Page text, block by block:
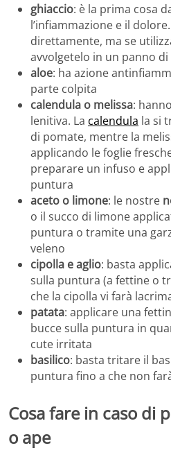
ghiaccio: è la prima cosa
l’infiammazione e il
direttamente, ma se
avvolgetelo in un panno
aloe: ha azione
parte colpita
calendula o melissa:
lenitiva. La calendula la si
di pomate, mentre la
applicando le foglie
preparare un infuso e
puntura
aceto o limone: le nostre
o il succo di limone
puntura o tramite una
veleno
cipolla e aglio: basta
sulla puntura (a fettine o
che la cipolla vi farà
patata: applicare una
bucce sulla puntura in
cute irritata
basilico: basta tritare il
puntura fino a che non
Cosa fare in caso di
o ape